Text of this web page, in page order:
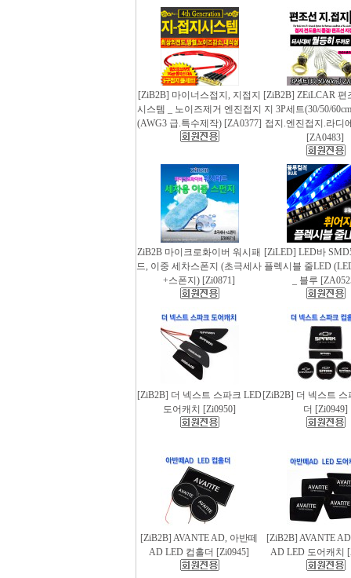
[ZiB2B] 마이너스접지, 지접지
시스템 _ 노이즈제거 엔진접지
(AWG3 급.특수제작) [ZA0377]
[ZiB2B] ZEiLCAR 편
지 3P세트(30/50/
접지.엔진접지.라디
[ZA0483]
ZiB2B 마이크로화이버 워시패
드, 이중 세차스폰지 (초극세사
+스폰지) [Zi0871]
[ZiLED] LED바
플렉시블 줄LED
_ 블루
[ZiB2B] 더 넥스트 스파크 LED
도어캐치 [Zi0950]
[ZiB2B] 더 넥스트 스
더 [Zi0949]
[ZiB2B] AVANTE AD, 아반떼
AD LED 컵홀더 [Zi0945]
[ZiB2B] AVANTE
AD LED 도어캐치